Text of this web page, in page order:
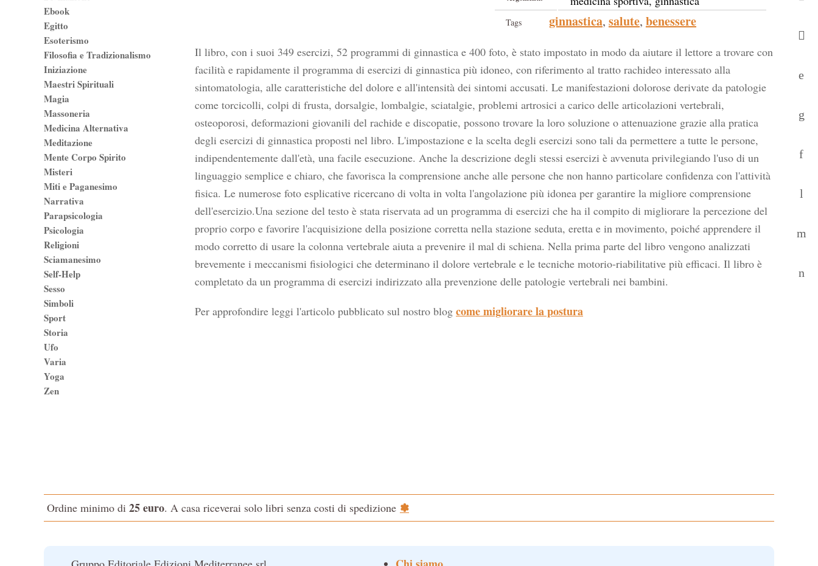
Tags ginnastica, salute, benessere
Il libro, con i suoi 349 esercizi, 52 programmi di ginnastica e 400 foto, è stato impostato in modo da aiutare il lettore a trovare con
facilità e rapidamente il programma di esercizi di ginnastica più idoneo, con riferimento al tratto rachideo interessato alla
sintomatologia, alle caratteristiche del dolore e all'intensità dei sintomi accusati. Le manifestazioni dolorose derivate da patologie
come torcicolli, colpi di frusta, dorsalgie, lombalgie, sciatalgie, problemi artrosici a carico delle articolazioni vertebrali,
osteoporosi, deformazioni giovanili del rachide e discopatie, possono trovare la loro soluzione o attenuazione grazie alla pratica
degli esercizi di ginnastica proposti nel libro. L'impostazione e la scelta degli esercizi sono tali da permettere a tutte le persone,
indipendentemente dall'età, una facile esecuzione. Anche la descrizione degli stessi esercizi è avvenuta privilegiando l'uso di un
linguaggio semplice e chiaro, che favorisca la comprensione anche alle persone che non hanno particolare confidenza con l'attività
fisica. Le numerose foto esplicative ricercano di volta in volta l'angolazione più idonea per garantire la migliore comprensione
dell'esercizio.Una sezione del testo è stata riservata ad un programma di esercizi che ha il compito di migliorare la percezione del
proprio corpo e favorire l'acquisizione della posizione corretta nella stazione seduta, eretta e in movimento, poiché apprendere il
modo corretto di usare la colonna vertebrale aiuta a prevenire il mal di schiena. Nella prima parte del libro vengono analizzati
brevemente i meccanismi fisiologici che determinano il dolore vertebrale e le tecniche motorio-riabilitative più efficaci. Il libro è
completato da un programma di esercizi indirizzato alla prevenzione delle patologie vertebrali nei bambini.
Per approfondire leggi l'articolo pubblicato sul nostro blog come migliorare la postura
Ebook
Egitto
Esoterismo
Filosofia e Tradizionalismo
Iniziazione
Maestri Spirituali
Magia
Massoneria
Medicina Alternativa
Meditazione
Mente Corpo Spirito
Misteri
Miti e Paganesimo
Narrativa
Parapsicologia
Psicologia
Religioni
Sciamanesimo
Self-Help
Sesso
Simboli
Sport
Storia
Ufo
Varia
Yoga
Zen
Ordine minimo di 25 euro. A casa riceverai solo libri senza costi di spedizione ✽